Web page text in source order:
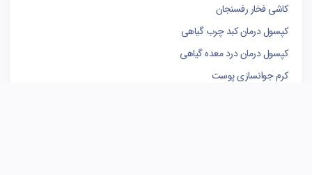
کاشی فخار رفسنجان
کپسول درمان کبد چرب گیاهی
کپسول درمان درد معده گیاهی
کرم جوانسازی پوست